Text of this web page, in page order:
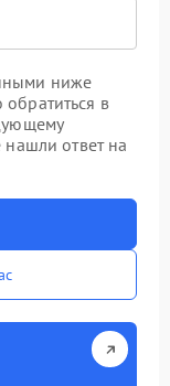
ниже
в
нашли ответ на